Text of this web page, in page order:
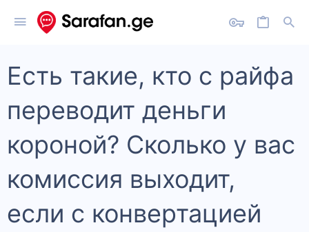
Есть такие, кто с райфа
переводит деньги
короной? Сколько у вас
комиссия выходит,
если с конвертацией